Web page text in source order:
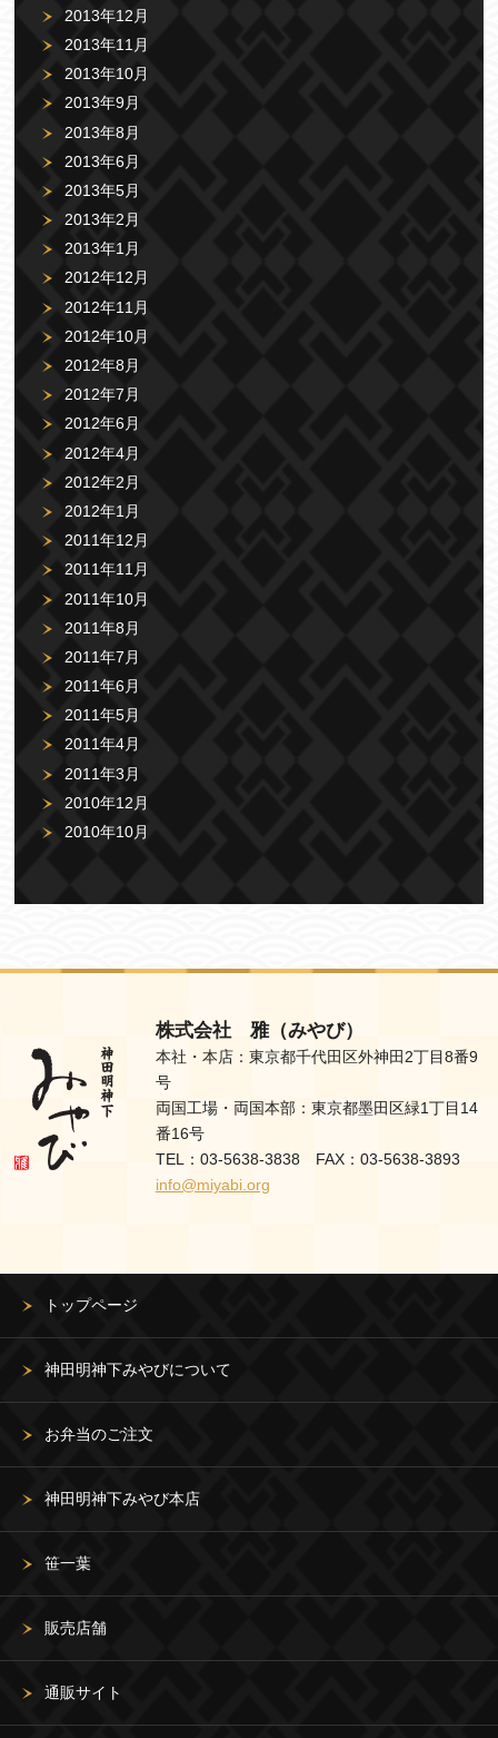
2013年12月
2013年11月
2013年10月
2013年9月
2013年8月
2013年6月
2013年5月
2013年2月
2013年1月
2012年12月
2012年11月
2012年10月
2012年8月
2012年7月
2012年6月
2012年4月
2012年2月
2012年1月
2011年12月
2011年11月
2011年10月
2011年8月
2011年7月
2011年6月
2011年5月
2011年4月
2011年3月
2010年12月
2010年10月
株式会社 雅（みやび）
本社・本店：東京都千代田区外神田2丁目8番9
号
両国工場・両国本部：東京都墨田区緑1丁目14
番16号
TEL：03-5638-3838 FAX：03-5638-3893
info@miyabi.org
トップページ
神田明神下みやびについて
お弁当のご注文
神田明神下みやび本店
笹一葉
販売店舗
通販サイト